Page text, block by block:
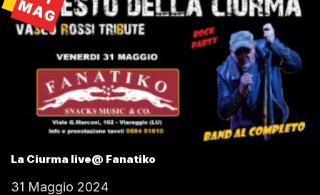
MAG
La Ciurma live@ Fanatiko
31 Maggio 2024